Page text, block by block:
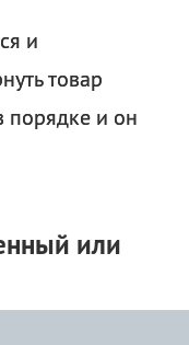
и
товар
порядке и он
или